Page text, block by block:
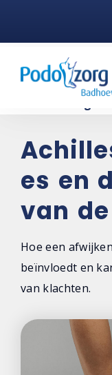
Podologie
Over ons
Contact
es en
van
Hoe een
beïnvloedt en
van klachten.